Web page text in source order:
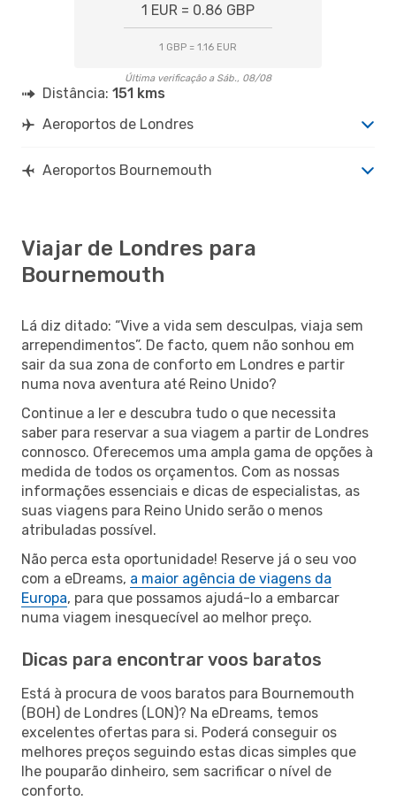
1 EUR = 0.86 GBP
1 GBP = 1.16 EUR
Última verificação a Sáb., 08/08
Distância: 151 kms
Aeroportos de Londres
Aeroportos Bournemouth
Viajar de Londres para
Bournemouth
Lá diz ditado: “Vive a vida sem desculpas, viaja sem
arrependimentos”. De facto, quem não sonhou em
sair da sua zona de conforto em Londres e partir
numa nova aventura até Reino Unido?
Continue a ler e descubra tudo o que necessita
saber para reservar a sua viagem a partir de Londres
connosco. Oferecemos uma ampla gama de opções à
medida de todos os orçamentos. Com as nossas
informações essenciais e dicas de especialistas, as
suas viagens para Reino Unido serão o menos
atribuladas possível.
Não perca esta oportunidade! Reserve já o seu voo
com a eDreams, a maior agência de viagens da
Europa, para que possamos ajudá-lo a embarcar
numa viagem inesquecível ao melhor preço.
Dicas para encontrar voos baratos
Está à procura de voos baratos para Bournemouth
(BOH) de Londres (LON)? Na eDreams, temos
excelentes ofertas para si. Poderá conseguir os
melhores preços seguindo estas dicas simples que
lhe pouparão dinheiro, sem sacrificar o nível de
conforto.